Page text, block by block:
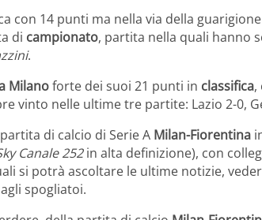
con 14 punti ma nella via della
di campionato, partita nella quali hanno
.
Milanoforte dei suoi 21 punti in classifica,
vinto nelle ultime tre partite: Lazio 2-0,
di calcio di Serie A Milan-Fiorentina
Canale 252in alta definizione), con
si potrà ascoltare le ultime notizie,
spogliatoi.